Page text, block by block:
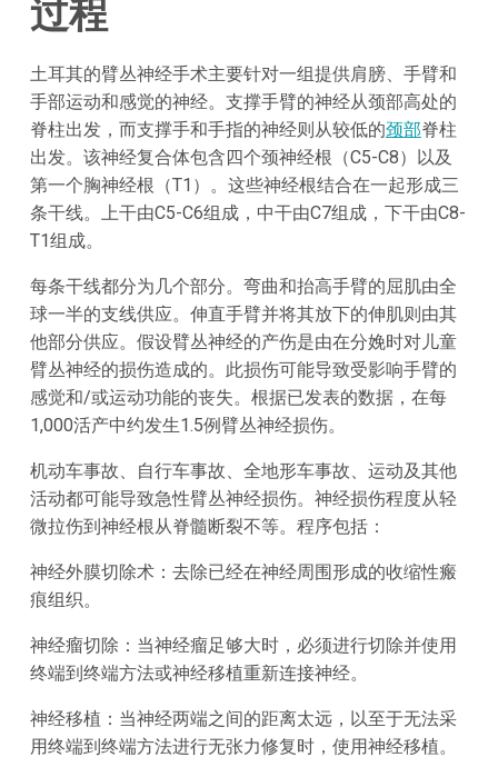
过程
土耳其的臂丛神经手术主要针对一组提供肩膀、手臂和
手部运动和感觉的神经。支撑手臂的神经从颈部高处的
脊柱出发，而支撑手和手指的神经则从较低的颈部脊柱
出发。该神经复合体包含四个颈神经根（C5-C8）以及
第一个胸神经根（T1）。这些神经根结合在一起形成三
条干线。上干由C5-C6组成，中干由C7组成，下干由C8-
T1组成。
每条干线都分为几个部分。弯曲和抬高手臂的屈肌由全
球一半的支线供应。伸直手臂并将其放下的伸肌则由其
他部分供应。假设臂丛神经的产伤是由在分娩时对儿童
臂丛神经的损伤造成的。此损伤可能导致受影响手臂的
感觉和/或运动功能的丧失。根据已发表的数据，在每
1,000活产中约发生1.5例臂丛神经损伤。
机动车事故、自行车事故、全地形车事故、运动及其他
活动都可能导致急性臂丛神经损伤。神经损伤程度从轻
微拉伤到神经根从脊髓断裂不等。程序包括：
神经外膜切除术：去除已经在神经周围形成的收缩性瘢
痕组织。
神经瘤切除：当神经瘤足够大时，必须进行切除并使用
终端到终端方法或神经移植重新连接神经。
神经移植：当神经两端之间的距离太远，以至于无法采
用终端到终端方法进行无张力修复时，使用神经移植。